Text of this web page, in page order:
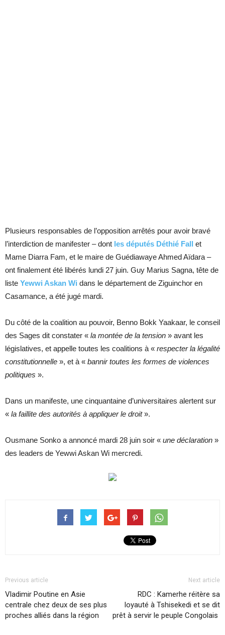
Plusieurs responsables de l’opposition arrêtés pour avoir bravé
l’interdiction de manifester – dont les députés Déthié Fall et
Mame Diarra Fam, et le maire de Guédiawaye Ahmed Aïdara –
ont finalement été libérés lundi 27 juin. Guy Marius Sagna, tête de
liste Yewwi Askan Wi dans le département de Ziguinchor en
Casamance, a été jugé mardi.
Du côté de la coalition au pouvoir, Benno Bokk Yaakaar, le conseil
des Sages dit constater « la montée de la tension » avant les
législatives, et appelle toutes les coalitions à « respecter la légalité
constitutionnelle », et à « bannir toutes les formes de violences
politiques ».
Dans un manifeste, une cinquantaine d’universitaires alertent sur
« la faillite des autorités à appliquer le droit».
Ousmane Sonko a annoncé mardi 28 juin soir « une déclaration »
des leaders de Yewwi Askan Wi mercredi.
Previous article
Vladimir Poutine en Asie
centrale chez deux de ses plus
proches alliés dans la région
Next article
RDC : Kamerhe réitère sa
loyauté à Tshisekedi et se dit
prêt à servir le peuple Congolais